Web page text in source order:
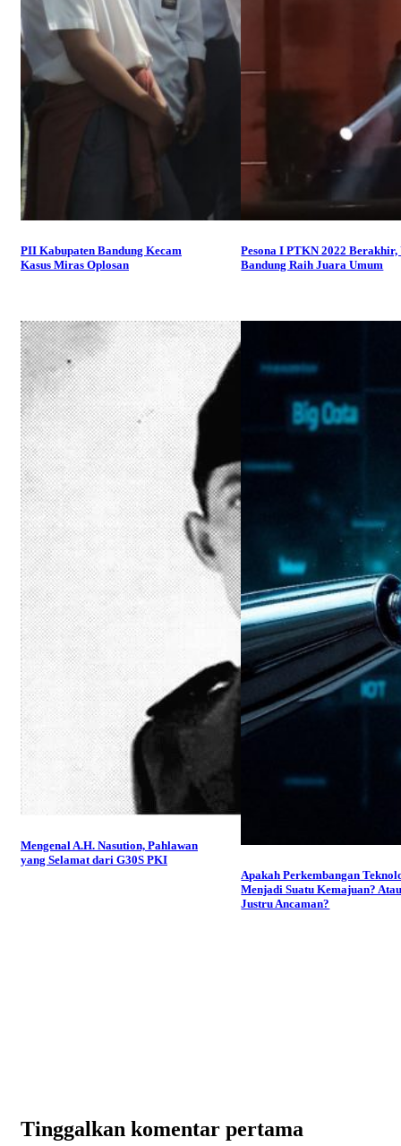
PII Kabupaten Bandung Kecam
Kasus Miras Oplosan
Pesona I PTKN 2022 Berakhir,
Bandung Raih Juara Umum
Mengenal A.H. Nasution, Pahlawan
yang Selamat dari G30S PKI
Apakah Perkembangan
Menjadi Suatu Kemajuan?
Justru Ancaman?
Tinggalkan komentar pertama